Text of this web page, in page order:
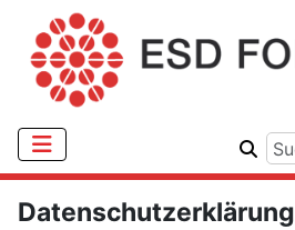
Datenschutzerklärung